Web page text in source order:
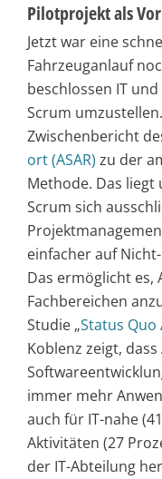
Pilotprojekt als
Jetzt war eine
Fahrzeuganlauf
beschlossen IT
Scrum
Zwischenbericht
ort (ASAR) zu der
Methode. Das
Scrum sich
einfacher auf
Das ermöglicht es,
Fachbereichen
Studie „Status Quo
Koblenz zeigt,
immer mehr
auch für IT-nahe
Aktivitäten (27
der IT-Abteilung